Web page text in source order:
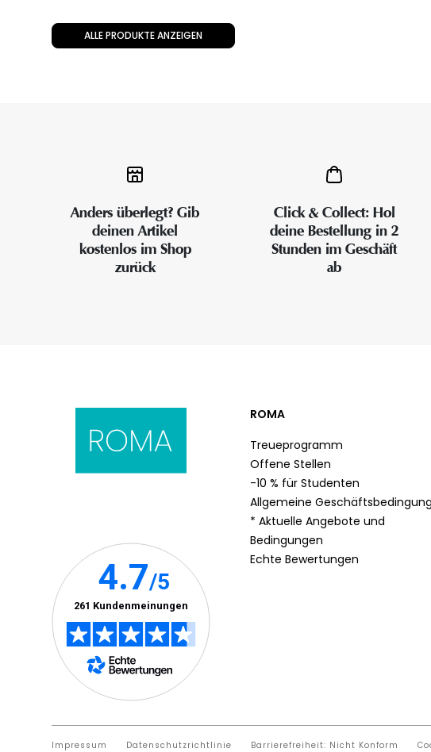
ALLE PRODUKTE ANZEIGEN
Anders überlegt? Gib
deinen Artikel
kostenlos im Shop
zurück
Click & Collect: Hol
deine Bestellung in 2
Stunden im Geschäft
ab
ROMA
Treueprogramm
Offene Stellen
-10 % für Studenten
Allgemeine
* Aktuelle Angebote und
Bedingungen
Echte Bewertungen
Impressum Datenschutzrichtlinie Barrierefreiheit: Nicht Konform